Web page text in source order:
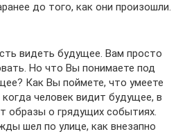
до того, как они произошли.
видеть будущее. Вам просто
Но что Вы понимаете под
Как Вы поймете, что умеете
человек видит будущее, в
образы о грядущих событиях.
шел по улице, как внезапно